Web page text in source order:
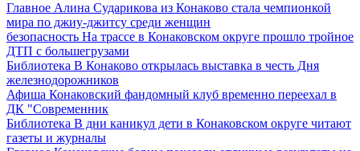
Главное Алина Сударикова из Конаково стала чемпионкой
мира по джиу-джитсу среди женщин
безопасность На трассе в Конаковском округе прошло тройное
ДТП с большегрузами
Библиотека В Конаково открылась выставка в честь Дня
железнодорожников
Афиша Конаковский фандомный клуб временно переехал в
ДК "Современник
Библиотека В дни каникул дети в Конаковском округе читают
газеты и журналы